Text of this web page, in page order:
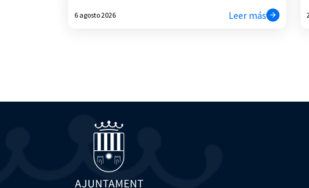
6 agosto 2026 Leer más